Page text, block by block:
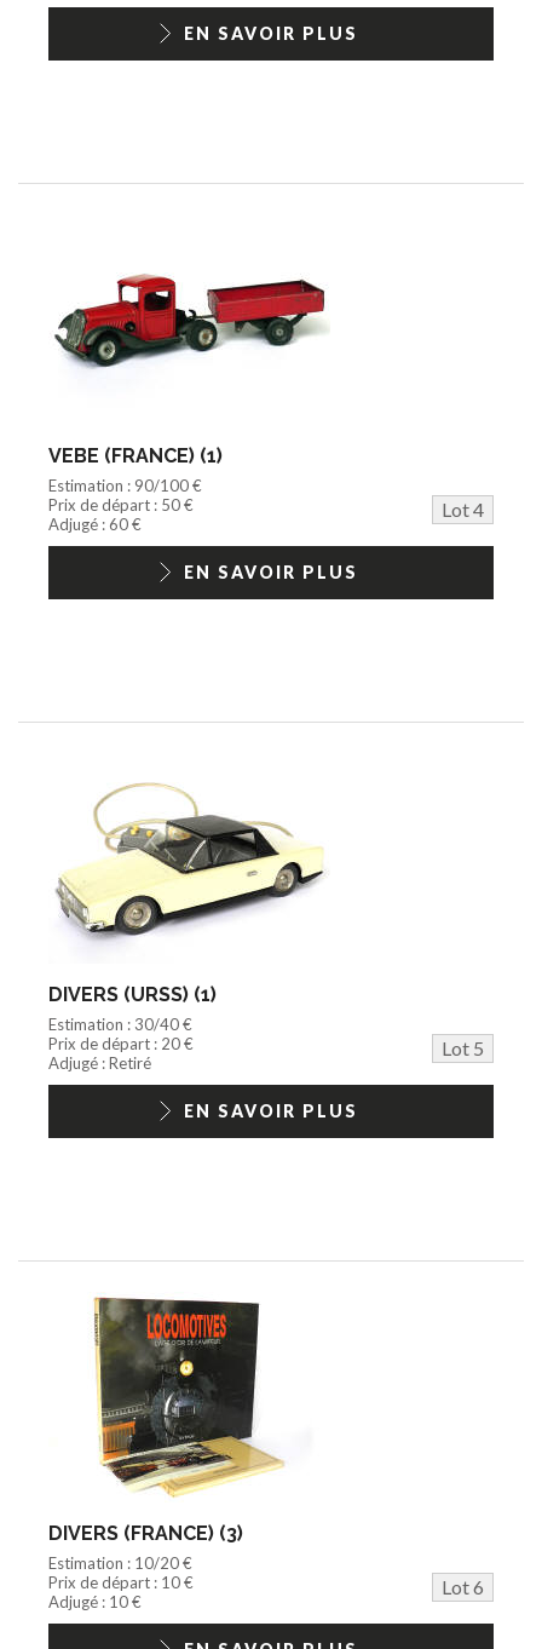
EN SAVOIR PLUS
VEBE (FRANCE) (1)
Estimation : 90/100 €
Prix de départ : 50 €
Lot 4
Adjugé : 60 €
EN SAVOIR PLUS
DIVERS (URSS) (1)
Estimation : 30/40 €
Prix de départ : 20 €
Lot 5
Adjugé : Retiré
EN SAVOIR PLUS
DIVERS (FRANCE) (3)
Estimation : 10/20 €
Prix de départ : 10 €
Lot 6
Adjugé : 10 €